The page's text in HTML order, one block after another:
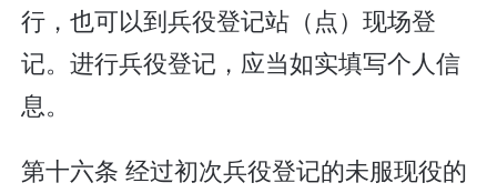
行，也可以到兵役登记站（点）现场登
记。进行兵役登记，应当如实填写个人信
息。
第十六条 经过初次兵役登记的未服现役的